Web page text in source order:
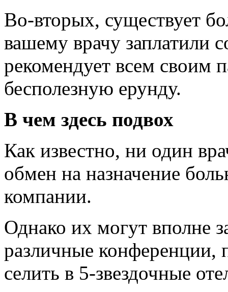
Во-вторых, существует
вашему врачу заплатили
рекомендует всем своим
бесполезную ерунду.
В чем здесь подвох
Как известно, ни один
обмен на назначение
компании.
Однако их могут вполне
различные
селить в 5-звездочные